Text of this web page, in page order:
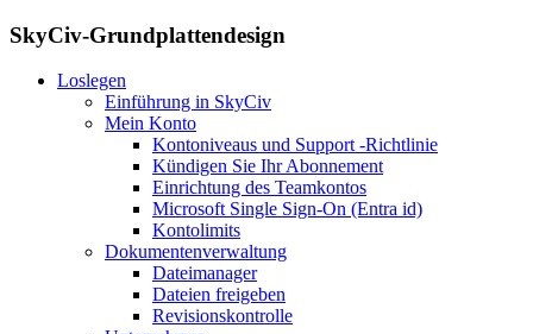
SkyCiv-Grundplattendesign
Loslegen
Einführung in SkyCiv
Mein Konto
Kontoniveaus und Support -Richtlinie
Kündigen Sie Ihr Abonnement
Einrichtung des Teamkontos
Microsoft Single Sign-On (Entra id)
Kontolimits
Dokumentenverwaltung
Dateimanager
Dateien freigeben
Revisionskontrolle